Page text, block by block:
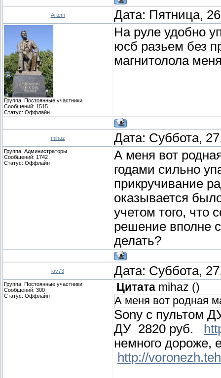
Artem Дата: Пятница,
Группа: Постоянные участники
Сообщений: 1515
Статус: Оффлайн
На руле удобно
юсб разьем без
магнитолола
mihaz Дата: Суббота,
Группа: Администраторы
Сообщений: 1742
Статус: Оффлайн
А меня вот
годами сильно
прикручивание
оказывается
учетом того, что
решение вполне
делать?
lav73 Дата: Суббота,
Группа: Постоянные участники
Сообщений: 300
Статус: Оффлайн
Цитата mihaz ()
А меня вот родная
Sony с пультом
ДУ 2820 руб.
немного дороже,
http://